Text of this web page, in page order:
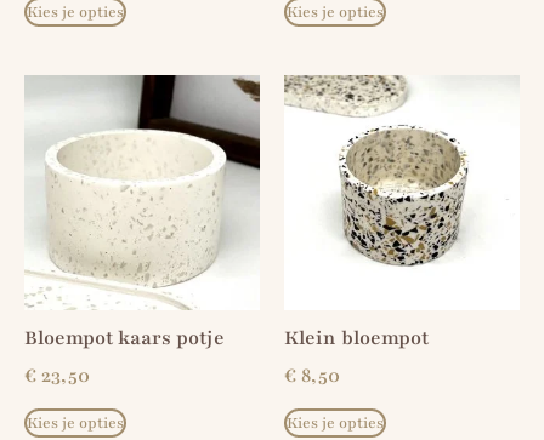
Kies je opties Kies je opties
Bloempot kaars potje
€23,50
Kies je opties
Klein bloempot
€8,50
Kies je opties